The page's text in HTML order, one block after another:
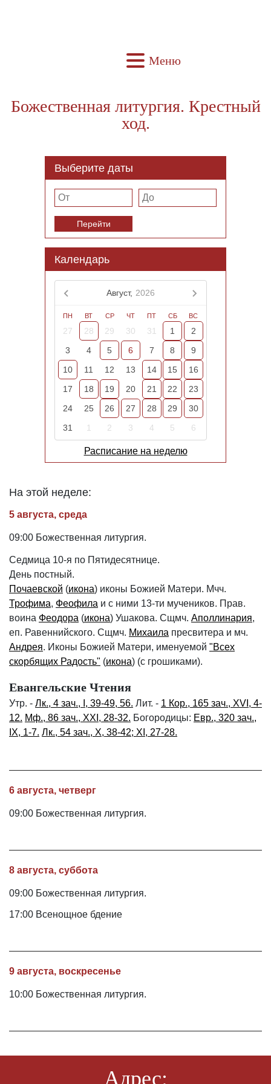
Меню
Божественная литургия. Крестный
ход.
Выберите даты
Перейти
Календарь
Август, 2026
ПН ВТ СР ЧТ ПТ СБ ВС
27 28 29 30 31 1
2
3
4 5 6 7 8
9
10
11 12 13 14 15
16
17
18 19 20 21 22
23
24
25 26 27 28 29
30
31
1 2 3 4 5 6
Расписание на неделю
На этой неделе:
5 августа, среда
09:00 Божественная литургия.
Седмица 10-я по Пятидесятнице.
День постный.
Почаевской (икона) иконы Божией Матери. Мчч.
Трофима, Феофила и с ними 13-ти мучеников. Прав.
воина Феодора (икона) Ушакова. Сщмч. Аполлинария,
еп. Равеннийского. Сщмч. Михаила пресвитера и мч.
Андрея. Иконы Божией Матери, именуемой "Всех
скорбящих Радость" (икона) (с грошиками).
Евангельские Чтения
Утр. - Лк., 4 зач., I, 39-49, 56. Лит. - 1 Кор., 165 зач., XVI, 4-
12. Мф., 86 зач., XXI, 28-32. Богородицы: Евр., 320 зач.,
IX, 1-7. Лк., 54 зач., X, 38-42; XI, 27-28.
6 августа, четверг
09:00 Божественная литургия.
8 августа, суббота
09:00 Божественная литургия.
17:00 Всенощное бдение
9 августа, воскресенье
10:00 Божественная литургия.
Адрес: